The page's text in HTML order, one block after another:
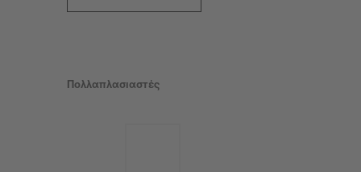
Πολλαπλασιαστές